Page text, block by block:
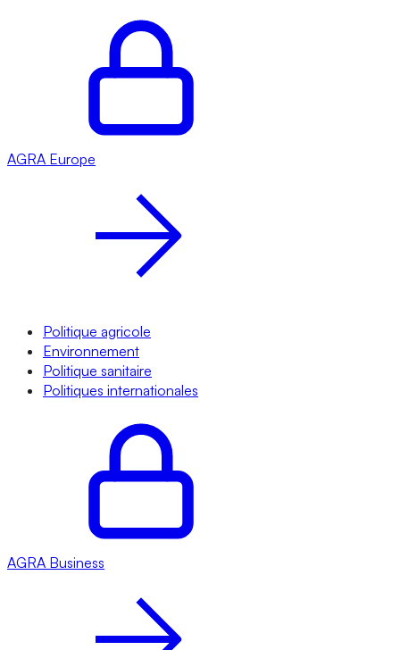
AGRA Europe
Politique agricole
Environnement
Politique sanitaire
Politiques internationales
AGRA Business